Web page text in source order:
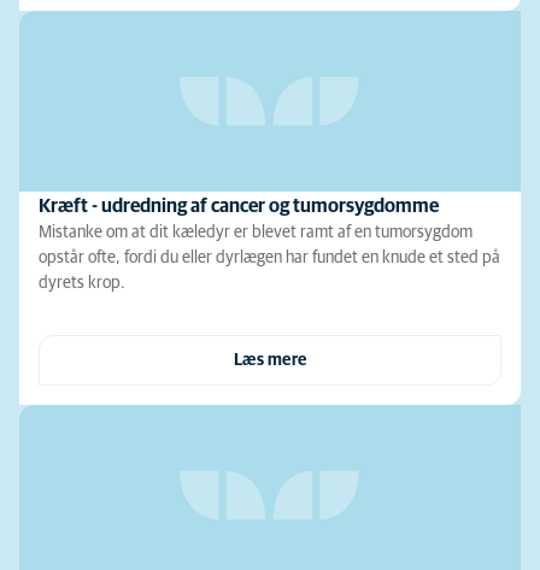
Kræft - udredning af cancer og tumorsygdomme
Mistanke om at dit kæledyr er blevet ramt af en tumorsygdom
opstår ofte, fordi du eller dyrlægen har fundet en knude et sted på
dyrets krop.
Læs mere